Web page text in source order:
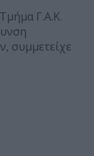
Γ.Α.Κ.
συμμετείχε